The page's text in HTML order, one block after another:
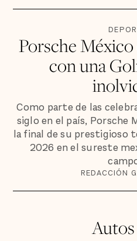
Porsche México
con una
Como parte de las
siglo en el país, Porsche
la final de su prestigioso
2026 en el sureste
REDACCIÓN
Autos